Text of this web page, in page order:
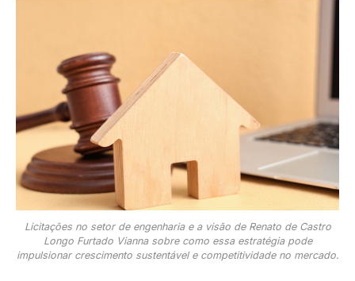
Licitações no setor de engenharia e a visão de Renato de Castro
Longo Furtado Vianna sobre como essa estratégia pode
impulsionar crescimento sustentável e competitividade no mercado.